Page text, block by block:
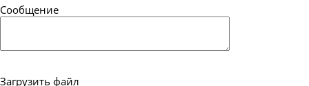
Сообщение
Загрузить файл